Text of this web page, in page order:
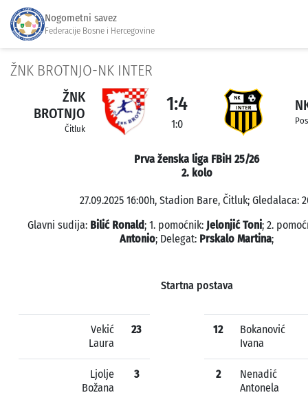
Nogometni savez
Federacije Bosne i Hercegovine
ŽNK BROTNJO-NK INTER
ŽNK
BROTNJO
Čitluk
1:4
1:0
Prva ženska liga FBiH 25/26
2. kolo
27.09.2025 16:00h, Stadion Bare, Čitluk; Gledalaca:
Glavni sudija: Bilić Ronald; 1. pomoćnik: Jelonjić Toni; 2.
Antonio; Delegat: Prskalo Martina;
Startna postava
Vekić
Laura
23
Ljolje
Božana
3
12
Bokanović
Ivana
2
Nenadić
Antonela